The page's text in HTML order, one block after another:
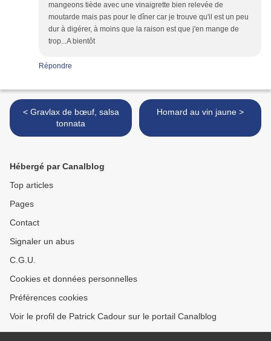
mangeons tiède avec une vinaigrette bien relevée de
moutarde mais pas pour le dîner car je trouve qu'il est un peu
dur à digérer, à moins que la raison est que j'en mange de
trop...A bientôt
Répondre
< Gravlax de bœuf, salsa
tonnata
Homard au vin jaune >
Hébergé par Canalblog
Top articles
Pages
Contact
Signaler un abus
C.G.U.
Cookies et données personnelles
Préférences cookies
Voir le profil de Patrick Cadour sur le portail Canalblog